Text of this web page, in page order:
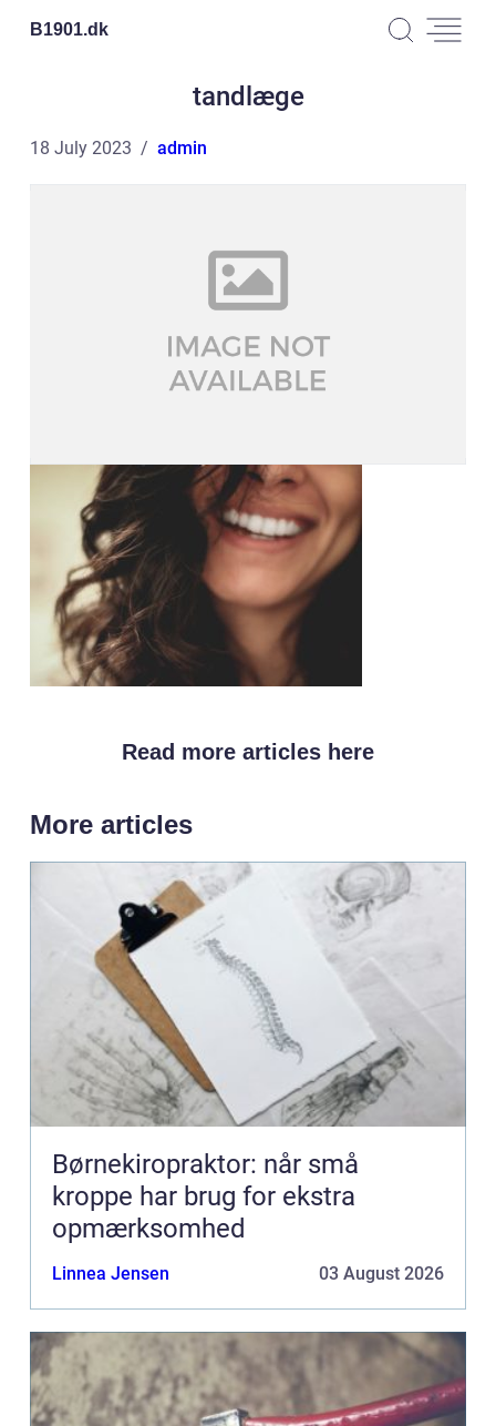
B1901.dk
tandlæge
18 July 2023 admin
Read more articles here
More articles
Børnekiropraktor: når små
kroppe har brug for ekstra
opmærksomhed
Linnea Jensen 03 August 2026